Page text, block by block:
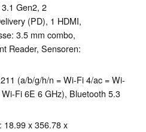
Gen2, 2
(PD), 1 HDMI,
3.5 mm combo,
Reader, Sensoren:
(a/b/g/h/n = Wi-Fi 4/ac = Wi-
Fi 6E 6 GHz), Bluetooth 5.3
18.99 x 356.78 x